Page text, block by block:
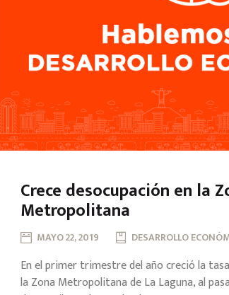
Crece desocupación en la
Metropolitana
MAYO 22, 2019 DESARROLLO
En el primer trimestre del año creció la
la Zona Metropolitana de La Laguna, al